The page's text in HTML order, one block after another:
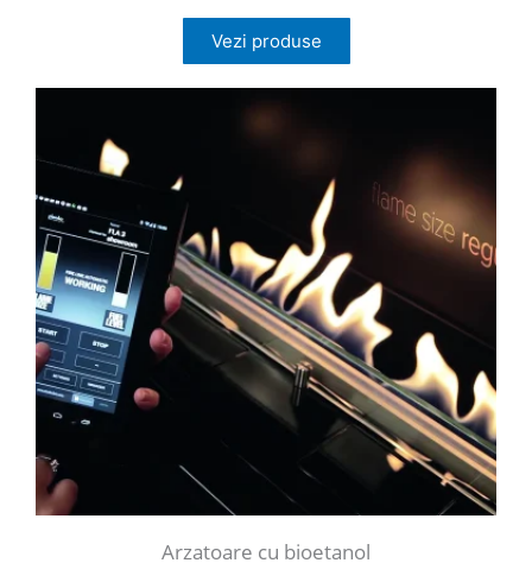
Vezi produse
Arzatoare cu bioetanol